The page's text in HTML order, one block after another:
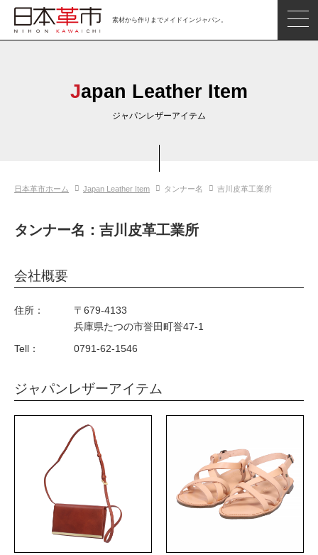
素材から作りまでメイドインジャパン。
革市通信
閲覧したアイテム
Japan Leather Item
ジャパンレザーアイテム
日本革市ホーム Japan Leather Item タンナー名 吉川皮革工業所
タンナー名：吉川皮革工業所
会社概要
住所：
〒679-4133
兵庫県たつの市誉田町誉47-1
Tell：
0791-62-1546
ジャパンレザーアイテム